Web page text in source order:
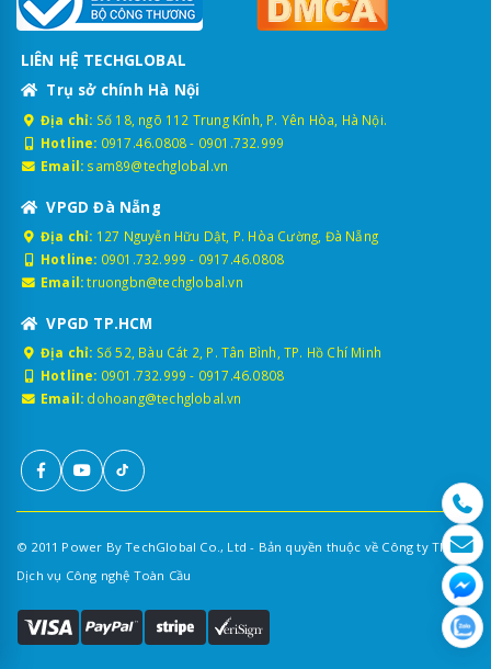
LIÊN HỆ TECHGLOBAL
Trụ sở chính Hà Nội
Địa chỉ: Số 18, ngõ 112 Trung Kính, P. Yên Hòa, Hà Nội.
Hotline: 0917.46.0808- 0901.732.999
Email: sam89@techglobal.vn
VPGD Đà Nẵng
Địa chỉ: 127 Nguyễn Hữu Dật, P. Hòa Cường, Đà Nẵng
Hotline: 0901.732.999 - 0917.46.0808
Email: truongbn@techglobal.vn
VPGD TP.HCM
Địa chỉ: Số 52, Bàu Cát 2, P. Tân Bình, TP. Hồ Chí Minh
Hotline: 0901.732.999 - 0917.46.0808
Email: dohoang@techglobal.vn
© 2011 Power By TechGlobal Co., Ltd - Bản quyền thuộc về Công ty TNHH
Dịch vụ Công nghệ Toàn Cầu